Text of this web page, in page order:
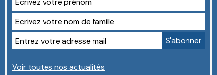
Voir toutes nos actualités